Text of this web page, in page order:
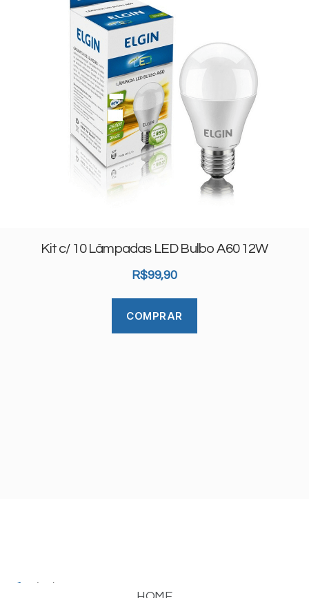
Kit c/ 10 Lâmpadas LED Bulbo A60 12W
R$99,90
COMPRAR
(15) 99781-4630